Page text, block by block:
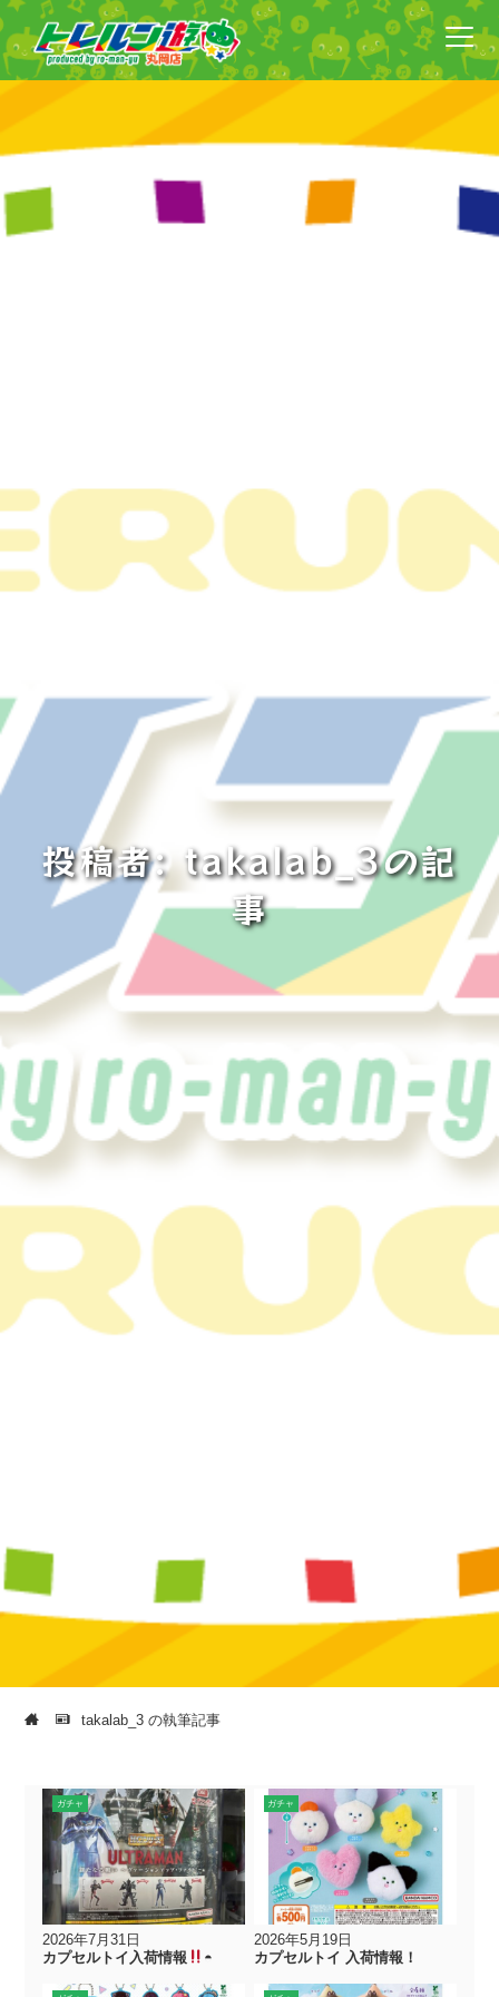
投稿者:takalab_3の記
事
takalab_3 の執筆記事
ガチャ
2026年7月31日
カプセルトイ入荷情報
◓
ガチャ
2026年5月19日
カプセルトイ 入荷情報！